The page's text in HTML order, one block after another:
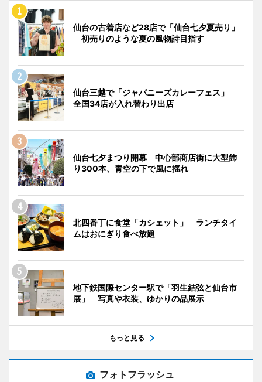
仙台の古着店など28店で「仙台七夕夏売り」
初売りのような夏の風物詩目指す
仙台三越で「ジャパニーズカレーフェス」
全国34店が入れ替わり出店
仙台七夕まつり開幕 中心部商店街に大型飾
り300本、青空の下で風に揺れ
北四番丁に食堂「カシェット」 ランチタイ
ムはおにぎり食べ放題
地下鉄国際センター駅で「羽生結弦と仙台市
展」 写真や衣装、ゆかりの品展示
もっと見る
フォトフラッシュ